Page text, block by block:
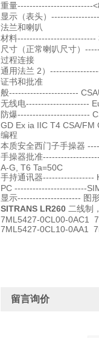
重量-------------------------
显示（表头）
法兰和喇叭
材料--------------------------
尺寸（正常喇叭尺寸）
过程连接
通用法兰 2）
证书和批准
般-----------------------
无线电---------------------
防爆------------------------
GD Ex ia IIC T4 CSA/FM
编程
本质安全西门子手操器
手操器批准
A-G, T6 Ta=50C
手持通讯器-----------------
PC ------------------------
显示--------------------- 图
SITRANS LR260 二线制
7ML5427-0CL00-0AC1
7ML5427-0CL10-0AA1
留言询价